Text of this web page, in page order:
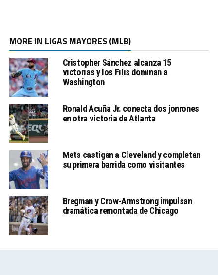
MORE IN LIGAS MAYORES (MLB)
Cristopher Sánchez alcanza 15
victorias y los Filis dominan a
Washington
Ronald Acuña Jr. conecta dos jonrones
en otra victoria de Atlanta
Mets castigan a Cleveland y completan
su primera barrida como visitantes
Bregman y Crow-Armstrong impulsan
dramática remontada de Chicago